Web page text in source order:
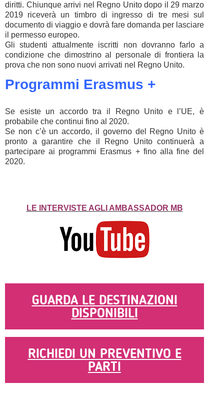
diritti. Chiunque arrivi nel Regno Unito dopo il 29 marzo
2019 riceverà un timbro di ingresso di tre mesi sul
documento di viaggio e dovrà fare domanda per lasciare
il permesso europeo.
Gli studenti attualmente iscritti non dovranno farlo a
condizione che dimostrino al personale di frontiera la
prova che non sono nuovi arrivati nel Regno Unito.
Programmi Erasmus +
Se esiste un accordo tra il Regno Unito e l’UE, è
probabile che continui fino al 2020.
Se non c’è un accordo, il governo del Regno Unito è
pronto a garantire che il Regno Unito continuerà a
partecipare ai programmi Erasmus + fino alla fine del
2020.
LE INTERVISTE AGLI AMBASSADOR MB
GUARDA LE DESTINAZIONI
DISPONIBILI
RICHIEDI UN PREVENTIVO E
PARTI